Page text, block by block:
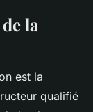
la
est la
qualifié